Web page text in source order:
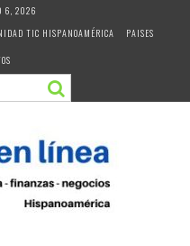
6, 2026
TIC HISPANOAMÉRICA
PAISES